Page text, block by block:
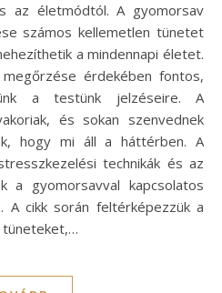
az életmódtól. A gyomorsav
számos kellemetlen tünetet
a mindennapi életet.
érdekében fontos,
a testünk jelzéseire. A
és sokan szenvednek
hogy mi áll a háttérben. A
technikák és az
a gyomorsavval kapcsolatos
A cikk során feltérképezzük a
tüneteket,…